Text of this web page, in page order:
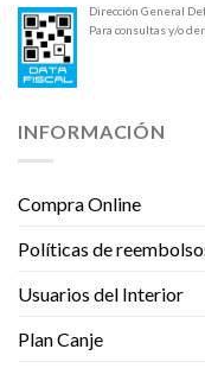
Dirección General
Para consultas y/o
INFORMACIÓN
Compra Online
Políticas de
Usuarios del Interior
Plan Canje